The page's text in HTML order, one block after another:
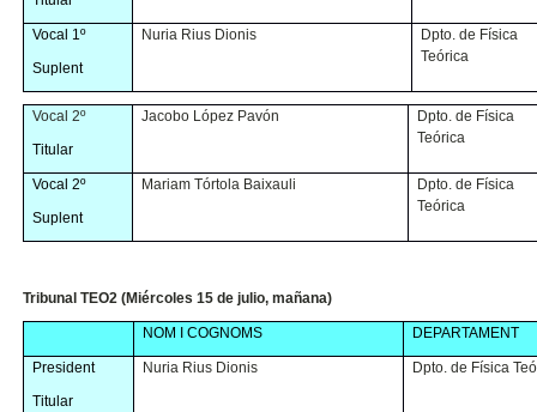
Vocal 1º
Suplent
Nuria Rius Dionis
Dpto. de Física
Teórica
Vocal 2º
Titular
Jacobo López Pavón
Dpto. de Física
Teórica
Vocal 2º
Suplent
Mariam Tórtola Baixauli
Dpto. de Física
Teórica
Tribunal TEO2 (Miércoles 15 de julio, mañana)
NOM I COGNOMS DEPARTAMENT
President
Titular
Nuria Rius Dionis Dpto. de Física